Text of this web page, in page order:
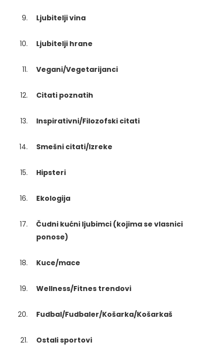
Ljubitelji vina
Ljubitelji hrane
Vegani/Vegetarijanci
Citati poznatih
Inspirativni/Filozofski citati
Smešni citati/Izreke
Hipsteri
Ekologija
Čudni kućni ljubimci (kojima se vlasnici
ponose)
Kuce/mace
Wellness/Fitnes trendovi
Fudbal/Fudbaler/Košarka/Košarkaš
Ostali sportovi